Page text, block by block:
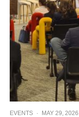
EVENTS · MAY 29, 2026